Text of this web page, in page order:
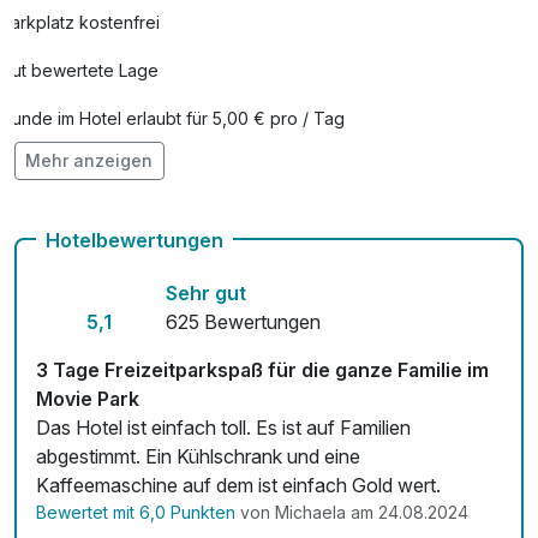
Movieparkarrangement Kinder 2
Übernachtungen
pro Aufenthalt
Obstkorb
Romantisch dekoriertes Zimmer 20,00 €
SEA LIFE + Legolandarrangement Kinder
1 Übernachtung
pro Aufenthalt
SEA LIFE + Legolandarrangement Kinder
2 Übernachtungen
pro Aufenthalt
Parkplatz kostenfrei
Gut bewertete Lage
Hunde im Hotel erlaubt für 5,00 € pro / Tag
Auch vegetarische Speisen
Mit Hotelbar
Mehr anzeigen
Hotelbewertungen
5,1
Sehr gut
625 Bewertungen
3 Tage Freizeitparkspaß für die ganze Familie im
Movie Park
Das Hotel ist einfach toll. Es ist auf Familien
abgestimmt. Ein Kühlschrank und eine
Kaffeemaschine auf dem ist einfach Gold wert.
Bewertet mit 6,0 Punkten von Michaela am 24.08.2024